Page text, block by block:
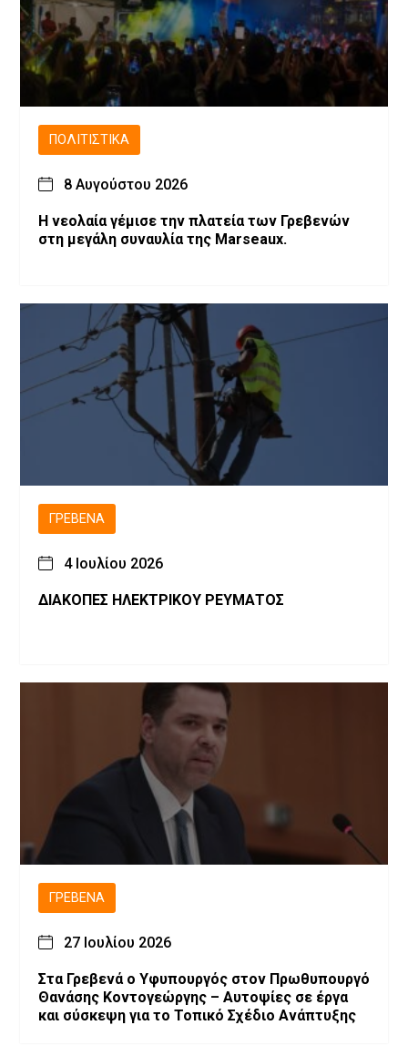
ΠΟΛΙΤΙΣΤΙΚΆ
8 Αυγούστου 2026
Η νεολαία γέμισε την πλατεία των Γρεβενών
στη μεγάλη συναυλία της Marseaux.
ΓΡΕΒΕΝΆ
4 Ιουλίου 2026
ΔΙΑΚΟΠΕΣ ΗΛΕΚΤΡΙΚΟΥ ΡΕΥΜΑΤΟΣ
ΓΡΕΒΕΝΆ
27 Ιουλίου 2026
Στα Γρεβενά ο Υφυπουργός στον Πρωθυπουργό
Θανάσης Κοντογεώργης – Αυτοψίες σε έργα
και σύσκεψη για το Τοπικό Σχέδιο Ανάπτυξης